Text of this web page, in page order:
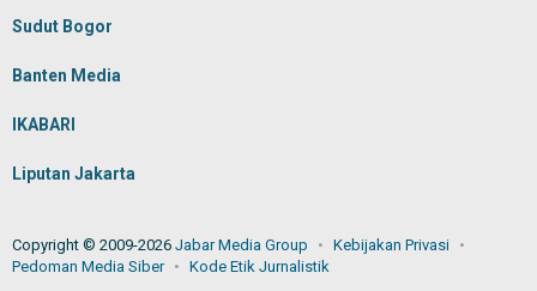
Sudut Bogor
Banten Media
IKABARI
Liputan Jakarta
Copyright © 2009-2026 Jabar Media Group
Kebijakan Privasi
Pedoman Media Siber
Kode Etik Jurnalistik